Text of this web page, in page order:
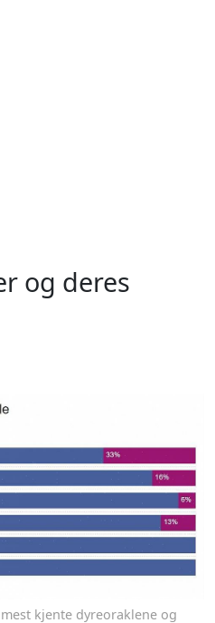
og deres
kjente dyreoraklene og